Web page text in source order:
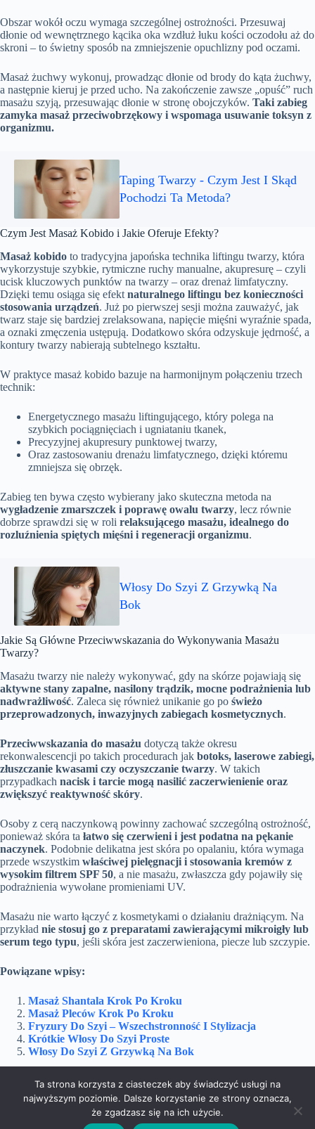
Obszar wokół oczu wymaga szczególnej ostrożności. Przesuwaj
dłonie od wewnętrznego kącika oka wzdłuż łuku kości oczodołu aż do
skroni – to świetny sposób na zmniejszenie opuchlizny pod oczami.
Masaż żuchwy wykonuj, prowadząc dłonie od brody do kąta żuchwy,
a następnie kieruj je przed ucho. Na zakończenie zawsze „opuść” ruch
masażu szyją, przesuwając dłonie w stronę obojczyków. Taki zabieg
zamyka masaż przeciwobrzękowy i wspomaga usuwanie toksyn z
organizmu.
Taping Twarzy - Czym Jest I Skąd
Pochodzi Ta Metoda?
Czym Jest Masaż Kobido i Jakie Oferuje Efekty?
Masaż kobido to tradycyjna japońska technika liftingu twarzy, która
wykorzystuje szybkie, rytmiczne ruchy manualne, akupresurę – czyli
ucisk kluczowych punktów na twarzy – oraz drenaż limfatyczny.
Dzięki temu osiąga się efekt naturalnego liftingu bez konieczności
stosowania urządzeń. Już po pierwszej sesji można zauważyć, jak
twarz staje się bardziej zrelaksowana, napięcie mięśni wyraźnie spada,
a oznaki zmęczenia ustępują. Dodatkowo skóra odzyskuje jędrność, a
kontury twarzy nabierają subtelnego kształtu.
W praktyce masaż kobido bazuje na harmonijnym połączeniu trzech
technik:
Energetycznego masażu liftingującego, który polega na
szybkich pociągnięciach i ugniataniu tkanek,
Precyzyjnej akupresury punktowej twarzy,
Oraz zastosowaniu drenażu limfatycznego, dzięki któremu
zmniejsza się obrzęk.
Zabieg ten bywa często wybierany jako skuteczna metoda na
wygładzenie zmarszczek i poprawę owalu twarzy, lecz równie
dobrze sprawdzi się w roli relaksującego masażu, idealnego do
rozluźnienia spiętych mięśni i regeneracji organizmu.
Włosy Do Szyi Z Grzywką Na
Bok
Jakie Są Główne Przeciwwskazania do Wykonywania Masażu
Twarzy?
Masażu twarzy nie należy wykonywać, gdy na skórze pojawiają się
aktywne stany zapalne, nasilony trądzik, mocne podrażnienia lub
nadwrażliwość. Zaleca się również unikanie go po świeżo
przeprowadzonych, inwazyjnych zabiegach kosmetycznych.
Przeciwwskazania do masażu dotyczą także okresu
rekonwalescencji po takich procedurach jak botoks, laserowe zabiegi,
złuszczanie kwasami czy oczyszczanie twarzy. W takich
przypadkach nacisk i tarcie mogą nasilić zaczerwienienie oraz
zwiększyć reaktywność skóry.
Osoby z cerą naczynkową powinny zachować szczególną ostrożność,
ponieważ skóra ta łatwo się czerwieni i jest podatna na pękanie
naczynek. Podobnie delikatna jest skóra po opalaniu, która wymaga
przede wszystkim właściwej pielęgnacji i stosowania kremów z
wysokim filtrem SPF 50, a nie masażu, zwłaszcza gdy pojawiły się
podrażnienia wywołane promieniami UV.
Masażu nie warto łączyć z kosmetykami o działaniu drażniącym. Na
przykład nie stosuj go z preparatami zawierającymi mikroigły lub
serum tego typu, jeśli skóra jest zaczerwieniona, piecze lub szczypie.
Powiązane wpisy:
Masaż Shantala Krok Po Kroku
Masaż Pleców Krok Po Kroku
Fryzury Do Szyi – Wszechstronność I Stylizacja
Krótkie Włosy Do Szyi Proste
Włosy Do Szyi Z Grzywką Na Bok
Sport
Zdrowie
Żywność
Ta strona korzysta z ciasteczek aby świadczyć usługi na
najwyższym poziomie. Dalsze korzystanie ze strony oznacza,
że zgadzasz się na ich użycie.